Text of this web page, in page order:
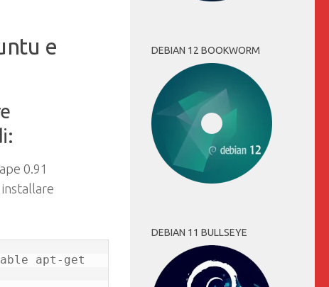
e
0.91
apt-get
DEBIAN 12 BOOKWORM
DEBIAN 11 BULLSEYE